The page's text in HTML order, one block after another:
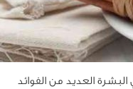
العديد من الفوائد